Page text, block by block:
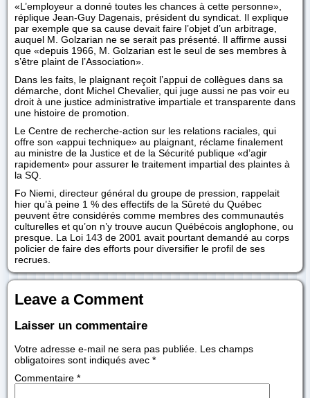
«L’employeur a donné toutes les chances à cette personne»,
réplique Jean-Guy Dagenais, président du syndicat. Il explique
par exemple que sa cause devait faire l’objet d’un arbitrage,
auquel M. Golzarian ne se serait pas présenté. Il affirme aussi
que «depuis 1966, M. Golzarian est le seul de ses membres à
s’être plaint de l’Association».
Dans les faits, le plaignant reçoit l’appui de collègues dans sa
démarche, dont Michel Chevalier, qui juge aussi ne pas voir eu
droit à une justice administrative impartiale et transparente dans
une histoire de promotion.
Le Centre de recherche-action sur les relations raciales, qui
offre son «appui technique» au plaignant, réclame finalement
au ministre de la Justice et de la Sécurité publique «d’agir
rapidement» pour assurer le traitement impartial des plaintes à
la SQ.
Fo Niemi, directeur général du groupe de pression, rappelait
hier qu’à peine 1 % des effectifs de la Sûreté du Québec
peuvent être considérés comme membres des communautés
culturelles et qu’on n’y trouve aucun Québécois anglophone, ou
presque. La Loi 143 de 2001 avait pourtant demandé au corps
policier de faire des efforts pour diversifier le profil de ses
recrues.
Leave a Comment
Laisser un commentaire
Votre adresse e-mail ne sera pas publiée. Les champs
obligatoires sont indiqués avec *
Commentaire *